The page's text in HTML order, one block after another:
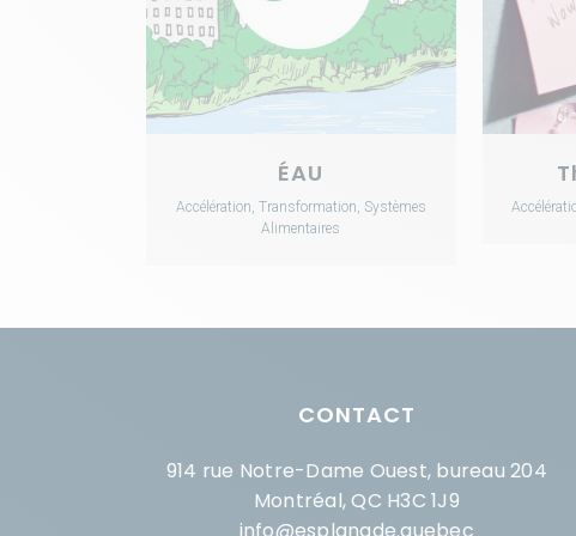
ÉAU
Accélération, Transformation, Systèmes
Alimentaires
CONTACT
914 rue Notre-Dame Ouest, bureau 204
Montréal, QC H3C 1J9